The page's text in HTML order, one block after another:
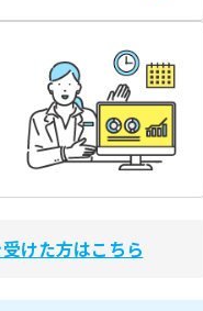
けた方はこちら